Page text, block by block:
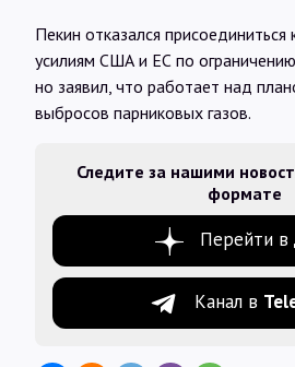
Пекин отказался
усилиям США и ЕС по
но заявил, что работает над
выбросов парниковых газов.
Следите за нашими
формате
Перейти в
Канал в